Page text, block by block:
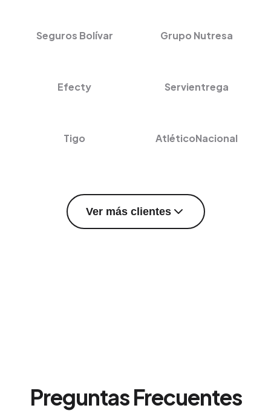
Seguros Bolívar Grupo Nutresa
Efecty Servientrega
Tigo AtléticoNacional
Ver más clientes
Preguntas Frecuentes